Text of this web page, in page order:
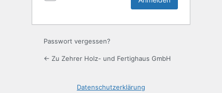
Passwort vergessen?
← Zu Zehrer Holz- und Fertighaus GmbH
Datenschutzerklärung